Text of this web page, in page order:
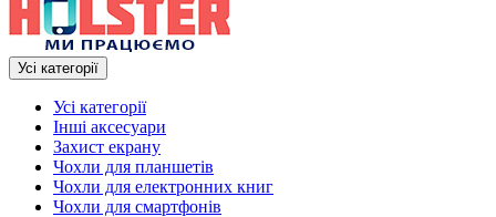
Усі категорії
Усі категорії
Інші аксесуари
Захист екрану
Чохли для планшетів
Чохли для електронних книг
Чохли для смартфонів